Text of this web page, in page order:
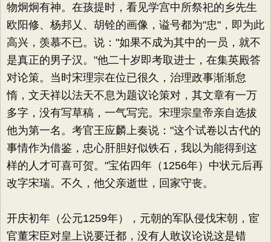
物炯炯有神。在孩提时，看见学宫中所祭祀的乡先生
欧阳修、杨邦乂、胡铨的画像，谥号都为"忠"，即为此
高兴，羡慕不已。说："如果不成为其中的一员，就不
是真正的男子汉。"他二十岁即考取进士，在集英殿答
对论策。当时宋理宗在位已很久，治理政事渐渐怠
惰，文天祥以法天不息为题议论策对，其文章有一万
多字，没有写草稿，一气写完。宋理宗皇帝亲自选拔
他为第一名。考官王应麟上奏说："这个试卷以古代的
事情作为借鉴，忠心肝胆好似铁石，我以为能得到这
样的人才可喜可贺。"宝佑四年（1256年）中状元后再
改字宋瑞。不久，他父亲逝世，回家守丧。
开庆初年（公元1259年），元朝的军队侵伐宋朝，宦
官董宋臣对皇上说要迁都，没有人敢议论说这是错